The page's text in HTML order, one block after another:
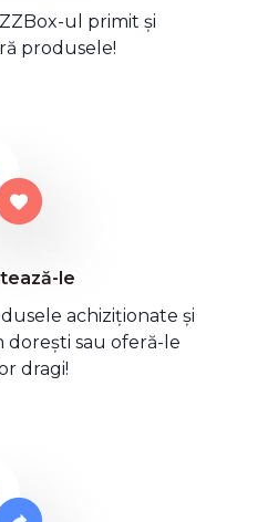
ul primit și
produsele!
le
achiziționate și
dorești sau oferă-le
dragi!